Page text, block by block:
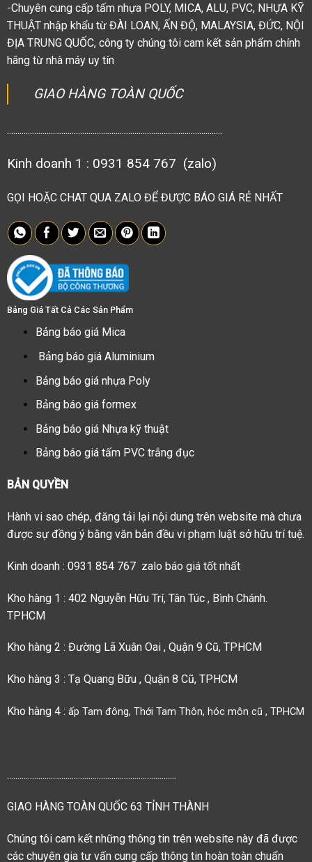
-Chuyên cung cấp tấm nhựa POLY, MICA, ALU, PVC, NHỰA KỸ
THUẬT nhập khẩu từ ĐÀI LOAN, ẤN ĐỘ, MALAYSIA, ĐỨC, NỘI
ĐỊA TRUNG QUỐC, công ty chúng tôi cam kết sản phẩm chính
hãng từ nhà máy uy tín
GIAO HÀNG TOÀN QUỐC
.......................................................................................................
Kinh doanh 1 : 0931 854 767 (zalo)
GỌI HOẶC CHAT QUA ZALO ĐỂ ĐƯỢC BÁO GIÁ RẺ NHẤT
Bảng Giá Tất Cả Các Sản Phẩm
Bảng báo giá Mica
Bảng báo giá Aluminium
Bảng báo giá nhựa Poly
Bảng báo giá formex
Bảng báo giá Nhựa kỹ thuật
Bảng báo giá tấm PVC trắng đục
BẢN QUYỀN
Hành vi sao chép, đăng tải lại nội dung trên website mà chưa
được sự đồng ý bằng văn bản đều vi phạm luật sở hữu trí tuệ.
Kinh doanh : 0931 854 767 zalo báo giá tốt nhất
Kho hàng 1 : 402 Nguyễn Hữu Trí, Tân Túc , Bình Chánh.
TPHCM
Kho hàng 2 : Đường Lã Xuân Oai , Quận 9 Cũ, TPHCM
Kho hàng 3 : Tạ Quang Bữu , Quận 8 Cũ, TPHCM
Kho hàng 4 : ấp Tam đông, Thới Tam Thôn, hóc môn cũ , TPHCM
.................................................................................
GIAO HÀNG TOÀN QUỐC 63 TỈNH THÀNH
Chúng tôi cam kết những thông tin trên website này đã được
các chuyên gia tư vấn cung cấp thông tin hoàn toàn chuẩn